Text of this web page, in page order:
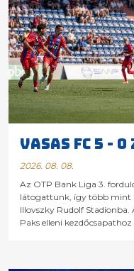
VASAS FC 5 - 0
2026. 08. 08.
Az OTP Bank Liga 3.
látogattunk, így több mint
Illovszky Rudolf
Paks elleni kezdőcsapathoz